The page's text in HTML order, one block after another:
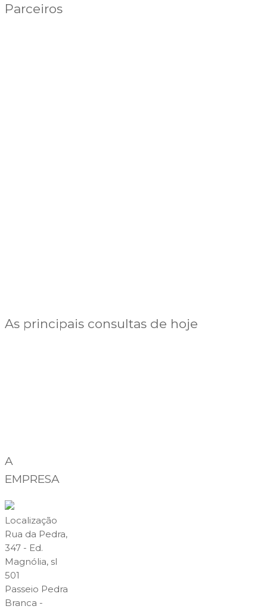
Parceiros
As principais consultas de hoje
A
EMPRESA
Localização
Rua da Pedra,
347 - Ed.
Magnólia, sl
501
Passeio Pedra
Branca -